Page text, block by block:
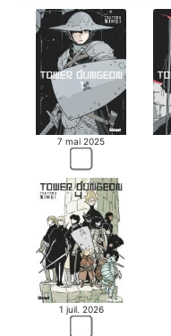
7 mai 2025
1 juil. 2026